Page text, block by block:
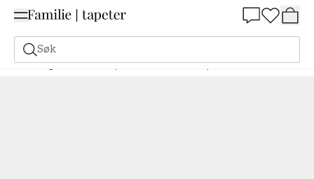
Søk
Maling Bestill basert på NCS Bestill basert på NCS 2040-Y40R